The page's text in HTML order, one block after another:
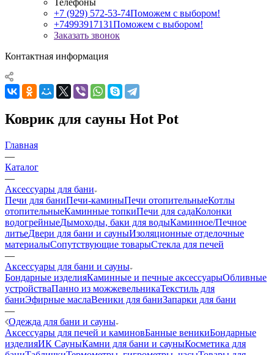
Телефоны
+7 (929) 572-53-74Поможем с выбором!
+74993917131Поможем с выбором!
Заказать звонок
Контактная информация
Коврик для сауны Hot Pot
Главная
—
Каталог
—
Аксессуары для бани
Печи для баниПечи-каминыПечи отопительныеКотлы
отопительныеКаминные топкиПечи для садаКолонки
водогрейныеДымоходы, баки для водыКаминное/Печное
литьеДвери для бани и сауныИзоляционные отделочные
материалыСопутствующие товарыСтекла для печей
—
Аксессуары для бани и сауны
Бондарные изделияКаминные и печные аксессуарыОбливные
устройстваПанно из можжевельникаТекстиль для
баниЭфирные маслаВеники для баниЗапарки для бани
—
Одежда для бани и сауны
Аксессуары для печей и каминовБанные веникиБондарные
изделияИК СауныКамни для бани и сауныКосметика для